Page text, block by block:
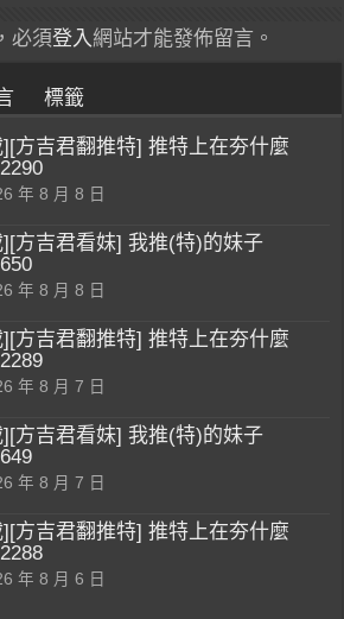
必須登入 網站才能發佈留言。
標籤
方吉君翻推特] 推特上在夯什麼
年 8 月 8 日
][方吉君看妹] 我推(特)的妹子
年 8 月 8 日
方吉君翻推特] 推特上在夯什麼
年 8 月 7 日
][方吉君看妹] 我推(特)的妹子
年 8 月 7 日
][方吉君翻推特] 推特上在夯什麼
年 8 月 6 日